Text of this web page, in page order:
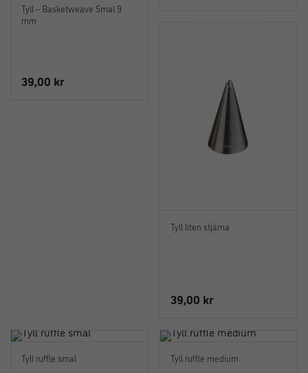
Tyll – Basketweave Smal 9
mm
39,00 kr
Tyll liten stjärna
39,00 kr
Tyll ruffle medium
Tyll ruffle smal